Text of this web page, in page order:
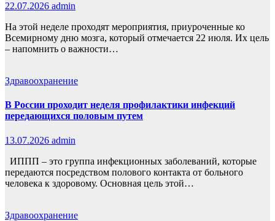
22.07.2026 admin
На этой неделе проходят мероприятия, приуроченные ко
Всемирному дню мозга, который отмечается 22 июля. Их цель
– напомнить о важности…
Здравоохранение
В России проходит неделя профилактики инфекций
передающихся половым путем
13.07.2026 admin
ИППП – это группа инфекционных заболеваний, которые
передаются посредством полового контакта от больного
человека к здоровому. Основная цель этой…
Здравоохранение